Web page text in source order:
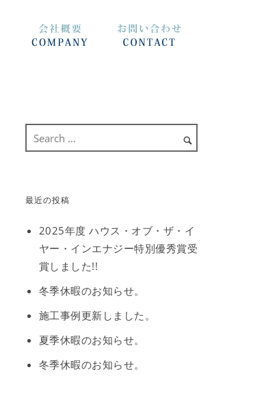
最近の投稿
2025年度 ハウス・オブ・ザ・イ
ヤー・インエナジー特別優秀賞受
賞しました!!
冬季休暇のお知らせ。
施工事例更新しました。
夏季休暇のお知らせ。
冬季休暇のお知らせ。